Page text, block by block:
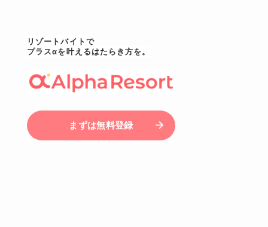
リゾートバイトで
プラスαを叶えるはたらき方を。
まずは無料登録